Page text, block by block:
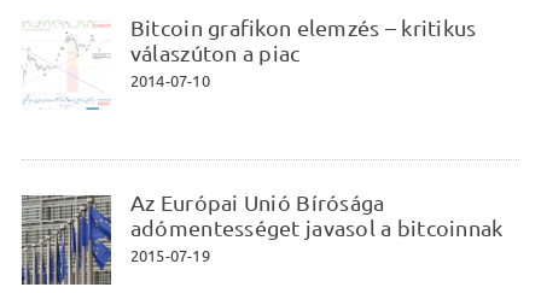
Bitcoin grafikon elemzés – kritikus
válaszúton a piac
2014-07-10
Az Európai Unió Bírósága
adómentességet javasol a bitcoinnak
2015-07-19